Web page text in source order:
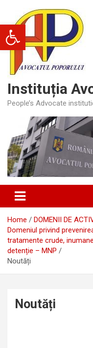
Deschide
content
Instituția
People’s Advocate
Home
DOMENII DE
Domeniul privind
tratamente crude,
detenție – MNP
Noutăți
Noutăți